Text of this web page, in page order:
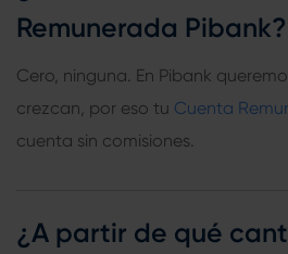
Remunerada Pibank?
Cero, ninguna. En Pibank
crezcan, por eso tu Cuenta
cuenta sin comisiones.
¿A partir de qué